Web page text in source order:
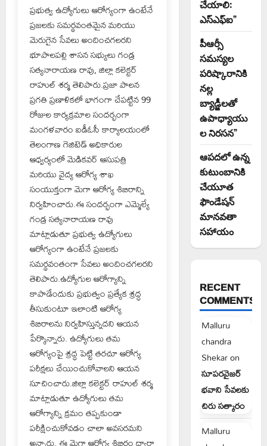
ప్రభుత్వ ఉద్యోగులు ఆరోగ్యంగా ఉంటేనే
ప్రజలకు సమర్థవంతమైన మరియు
మెరుగైన సేవలు అందించగలరని
భూపాలపల్లి శాసన సభ్యులు గండ్ర
సత్యనారాయణ రావు, జిల్లా కలెక్టర్
రాహుల్ శర్మ తెలిపారు.ప్రజా పాలన
ప్రగతి ప్రణాళికలో భాగంగా చేపట్టిన 99
రోజుల కార్యక్రమాల సందర్భంగా
మంగళవారం ఐడీఓసీ కార్యాలయంలో
తెలంగాణ గెజిటెడ్ అధికారుల
ఆధ్వర్యంలో మెడికవర్ ఆసుపత్రి
మరియు వైద్య ఆరోగ్య శాఖ
సంయుక్తంగా మెగా ఆరోగ్య శిబిరాన్ని
నిర్వహించారు.ఈ సందర్భంగా ఎమ్మెల్యే
గండ్ర సత్యనారాయణ రావు
మాట్లాడుతూ ప్రభుత్వ ఉద్యోగులు
ఆరోగ్యంగా ఉంటేనే ప్రజలకు
సమర్థవంతంగా సేవలు అందించగలరని
తెలిపారు.ఉద్యోగుల ఆరోగ్యాన్ని
కాపాడేందుకు ప్రభుత్వం ప్రత్యేక శ్రద్ధ
తీసుకుంటూ ఇలాంటి ఆరోగ్య
శిబిరాలను నిర్వహిస్తున్నదని ఆయన
పేర్కొన్నారు. ఉద్యోగులు తమ
ఆరోగ్యంపై శ్రద్ధ పెట్టి తరచూ ఆరోగ్య
పరీక్షలు చేయించుకోవాలని ఆయన
సూచించారు.జిల్లా కలెక్టర్ రాహుల్ శర్మ
మాట్లాడుతూ ఉద్యోగులు తమ
ఆరోగ్యాన్ని క్రమం తప్పకుండా
పరీక్షించుకోవడం చాలా అవసరమని
చేయాలి:
ఎస్ఎఫ్ఐ”
పీఆర్సీ
సమస్యల
పరిష్కారానికి
నల్ల
బ్యాడ్జీలతో
ఉపాధ్యాయు
ల నిరసన”
ఆపదలో ఉన్న
కుటుంబానికి
చేయూత
ఫౌండేషన్
మానవతా
సహాయం
RECENT
COMMENTS
Malluru
chandra
Shekaron
సూపరవైజర్
భవాని సేవలకు
చిరు సత్కారం
Malluru